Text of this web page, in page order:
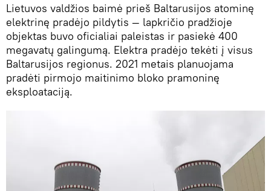
Lietuvos valdžios baimė prieš Baltarusijos atominę
elektrinę pradėjo pildytis — lapkričio pradžioje
objektas buvo oficialiai paleistas ir pasiekė 400
megavatų galingumą. Elektra pradėjo tekėti į visus
Baltarusijos regionus. 2021 metais planuojama
pradėti pirmojo maitinimo bloko pramoninę
eksploataciją.